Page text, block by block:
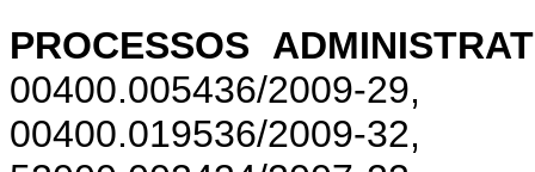
PROCESSOS
00400.005436/2009-
00400.019536/2009-